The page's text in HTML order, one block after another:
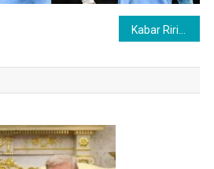
Kabar Ririe di Tengah Rumor Nissa Sabyan Bahagia Dubai